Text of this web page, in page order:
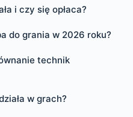
i czy się opłaca?
do grania w 2026 roku?
technik
w grach?